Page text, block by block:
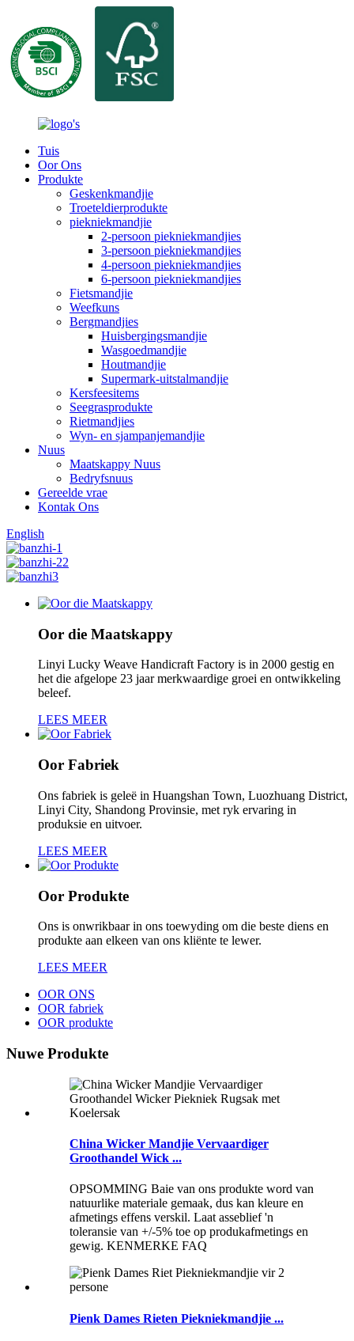
Tuis
Oor Ons
Produkte
Geskenkmandjie
Troeteldierprodukte
piekniekmandjie
2-persoon piekniekmandjies
3-persoon piekniekmandjies
4-persoon piekniekmandjies
6-persoon piekniekmandjies
Fietsmandjie
Weefkuns
Bergmandjies
Huisbergingsmandjie
Wasgoedmandjie
Houtmandjie
Supermark-uitstalmandjie
Kersfeesitems
Seegrasprodukte
Rietmandjies
Wyn- en sjampanjemandjie
Nuus
Maatskappy Nuus
Bedryfsnuus
Gereelde vrae
Kontak Ons
English
Oor die Maatskappy
Linyi Lucky Weave Handicraft Factory is in 2000 gestig en
het die afgelope 23 jaar merkwaardige groei en ontwikkeling
beleef.
LEES MEER
Oor Fabriek
Ons fabriek is geleë in Huangshan Town, Luozhuang District,
Linyi City, Shandong Provinsie, met ryk ervaring in
produksie en uitvoer.
LEES MEER
Oor Produkte
Ons is onwrikbaar in ons toewyding om die beste diens en
produkte aan elkeen van ons kliënte te lewer.
LEES MEER
OOR ONS
OOR fabriek
OOR produkte
Nuwe Produkte
China Wicker Mandjie Vervaardiger
Groothandel Wick ...
OPSOMMING Baie van ons produkte word van
natuurlike materiale gemaak, dus kan kleure en
afmetings effens verskil. Laat asseblief 'n
toleransie van +/-5% toe op produkafmetings en
gewig. KENMERKE FAQ
Pienk Dames Rieten Piekniekmandjie ...